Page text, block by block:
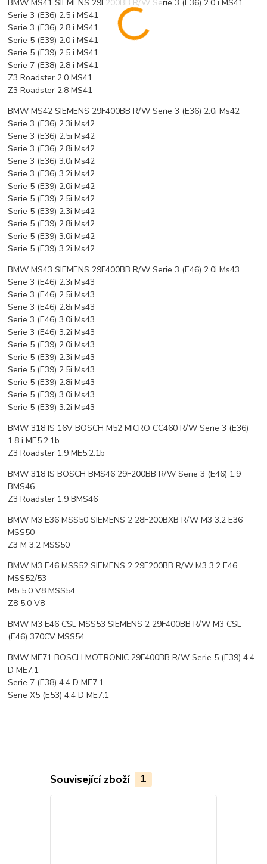
BMW MS41 SIEMENS 29F200BB R/W Serie 3 (E36) 2.0 i MS41
Serie 3 (E36) 2.5 i MS41
Serie 3 (E36) 2.8 i MS41
Serie 5 (E39) 2.0 i MS41
Serie 5 (E39) 2.5 i MS41
Serie 7 (E38) 2.8 i MS41
Z3 Roadster 2.0 MS41
Z3 Roadster 2.8 MS41
BMW MS42 SIEMENS 29F400BB R/W Serie 3 (E36) 2.0i Ms42
Serie 3 (E36) 2.3i Ms42
Serie 3 (E36) 2.5i Ms42
Serie 3 (E36) 2.8i Ms42
Serie 3 (E36) 3.0i Ms42
Serie 3 (E36) 3.2i Ms42
Serie 5 (E39) 2.0i Ms42
Serie 5 (E39) 2.5i Ms42
Serie 5 (E39) 2.3i Ms42
Serie 5 (E39) 2.8i Ms42
Serie 5 (E39) 3.0i Ms42
Serie 5 (E39) 3.2i Ms42
BMW MS43 SIEMENS 29F400BB R/W Serie 3 (E46) 2.0i Ms43
Serie 3 (E46) 2.3i Ms43
Serie 3 (E46) 2.5i Ms43
Serie 3 (E46) 2.8i Ms43
Serie 3 (E46) 3.0i Ms43
Serie 3 (E46) 3.2i Ms43
Serie 5 (E39) 2.0i Ms43
Serie 5 (E39) 2.3i Ms43
Serie 5 (E39) 2.5i Ms43
Serie 5 (E39) 2.8i Ms43
Serie 5 (E39) 3.0i Ms43
Serie 5 (E39) 3.2i Ms43
BMW 318 IS 16V BOSCH M52 MICRO CC460 R/W Serie 3 (E36)
1.8 i ME5.2.1b
Z3 Roadster 1.9 ME5.2.1b
BMW 318 IS BOSCH BMS46 29F200BB R/W Serie 3 (E46) 1.9
BMS46
Z3 Roadster 1.9 BMS46
BMW M3 E36 MSS50 SIEMENS 2 28F200BXB R/W M3 3.2 E36
MSS50
Z3 M 3.2 MSS50
BMW M3 E46 MSS52 SIEMENS 2 29F200BB R/W M3 3.2 E46
MSS52/53
M5 5.0 V8 MSS54
Z8 5.0 V8
BMW M3 E46 CSL MSS53 SIEMENS 2 29F400BB R/W M3 CSL
(E46) 370CV MSS54
BMW ME71 BOSCH MOTRONIC 29F400BB R/W Serie 5 (E39) 4.4
D ME7.1
Serie 7 (E38) 4.4 D ME7.1
Serie X5 (E53) 4.4 D ME7.1
Související zboží 1